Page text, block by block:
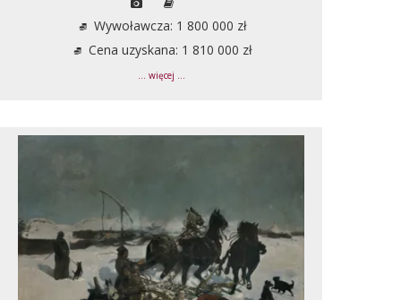
Wywoławcza: 1 800 000 zł
Cena uzyskana: 1 810 000 zł
... więcej ...